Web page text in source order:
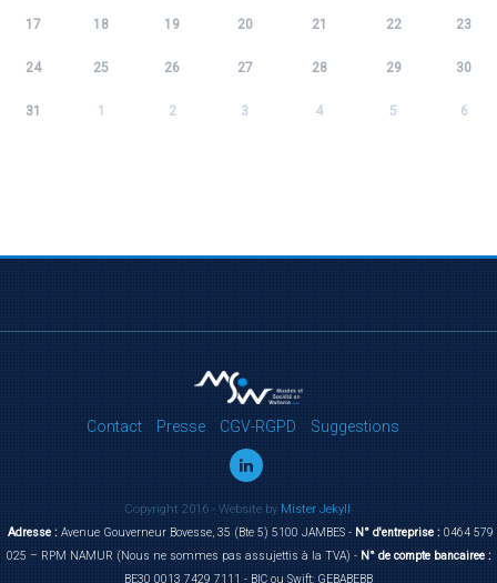
17 18 19 20 21 22 23
24 25 26 27 28 29 30
31 1 2 3 4 5 6
Contact Presse CGV-RGPD Suggestions
Copyright 2016 - Website byMister Jekyll
Adresse :Avenue Gouverneur Bovesse, 35 (Bte 5) 5100 JAMBES -N° d'entreprise :0464 579
025 – RPM NAMUR (Nous ne sommes pas assujettis à la TVA) -N° de compte bancairee :
BE30 0013 7429 7111 - BIC ou Swift: GEBABEBB